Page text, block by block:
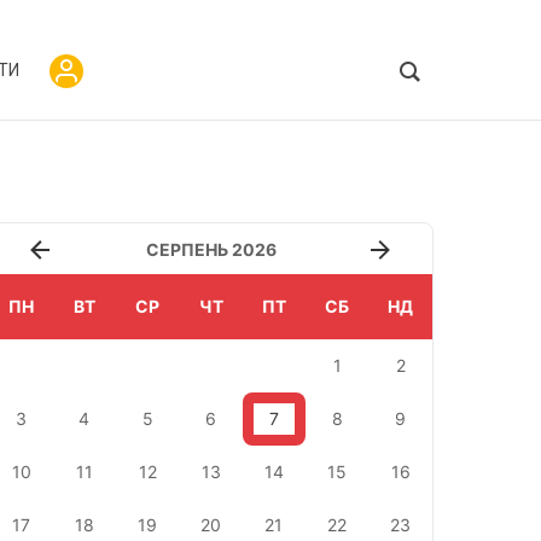
СЕРПЕНЬ 2026
ПН ВТ СР ЧТ ПТ СБ НД
1 2
3 4 5 6 7 8 9
10 11 12 13 14 15 16
17 18 19 20 21 22 23